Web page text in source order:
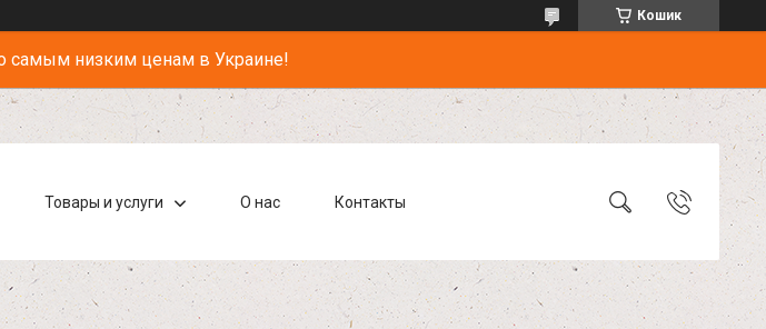
Кошик
самым низким ценам в Украине!
Товары и услуги О нас Контакты